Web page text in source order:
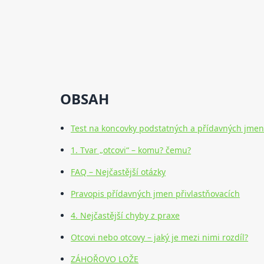
OBSAH
Test na koncovky podstatných a přídavných jmen
1. Tvar „otcovi“ – komu? čemu?
FAQ – Nejčastější otázky
Pravopis přídavných jmen přivlastňovacích
4. Nejčastější chyby z praxe
Otcovi nebo otcovy – jaký je mezi nimi rozdíl?
ZÁHOŘOVO LOŽE